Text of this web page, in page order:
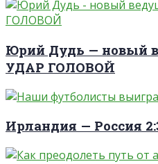
Юрий Дудь — новый
УДАР ГОЛОВОЙ
Ирландия — Россия